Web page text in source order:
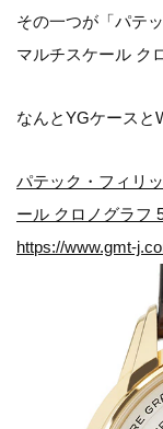
その一つが「パテ
マルチスケール ク
なんとYGケースと
パテック・フィリ
ール クロノグラフ
https://www.gmt-